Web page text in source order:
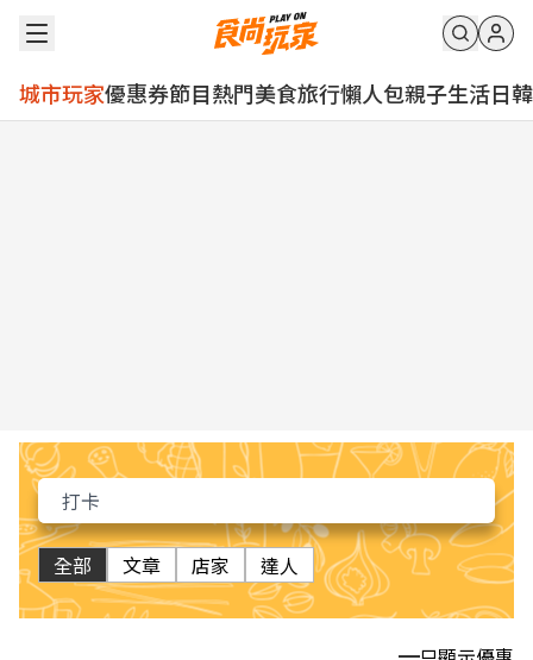
城市玩家優惠券節目熱門美食旅行懶人包親子生活日韓
全部 文章 店家 達人